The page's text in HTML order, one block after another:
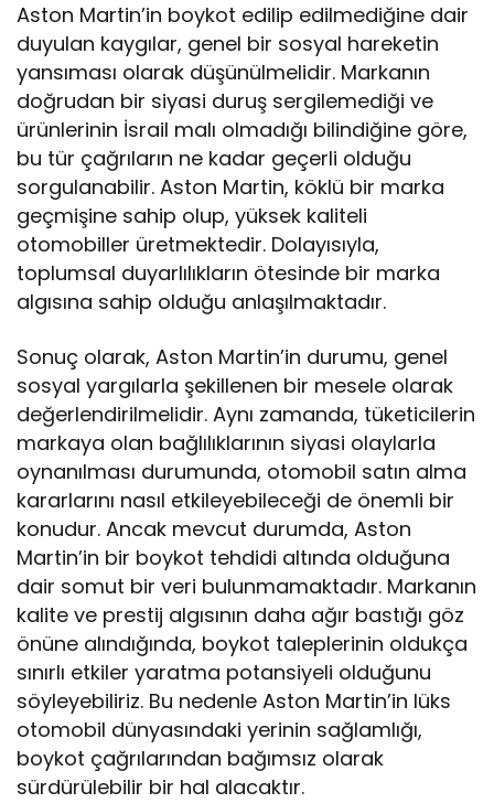
Aston Martin’in boykot edilip edilmediğine dair
duyulan kaygılar, genel bir sosyal hareketin
yansıması olarak düşünülmelidir. Markanın
doğrudan bir siyasi duruş sergilemediği ve
ürünlerinin İsrail malı olmadığı bilindiğine göre,
bu tür çağrıların ne kadar geçerli olduğu
sorgulanabilir. Aston Martin, köklü bir marka
geçmişine sahip olup, yüksek kaliteli
otomobiller üretmektedir. Dolayısıyla,
toplumsal duyarlılıkların ötesinde bir marka
algısına sahip olduğu anlaşılmaktadır.
Sonuç olarak, Aston Martin’in durumu, genel
sosyal yargılarla şekillenen bir mesele olarak
değerlendirilmelidir. Aynı zamanda, tüketicilerin
markaya olan bağlılıklarının siyasi olaylarla
oynanılması durumunda, otomobil satın alma
kararlarını nasıl etkileyebileceği de önemli bir
konudur. Ancak mevcut durumda, Aston
Martin’in bir boykot tehdidi altında olduğuna
dair somut bir veri bulunmamaktadır. Markanın
kalite ve prestij algısının daha ağır bastığı göz
önüne alındığında, boykot taleplerinin oldukça
sınırlı etkiler yaratma potansiyeli olduğunu
söyleyebiliriz. Bu nedenle Aston Martin’in lüks
otomobil dünyasındaki yerinin sağlamlığı,
boykot çağrılarından bağımsız olarak
sürdürülebilir bir hal alacaktır.